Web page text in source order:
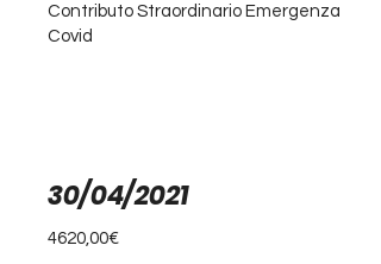
Contributo Straordinario Emergenza
Covid
30/04/2021
4620,00€